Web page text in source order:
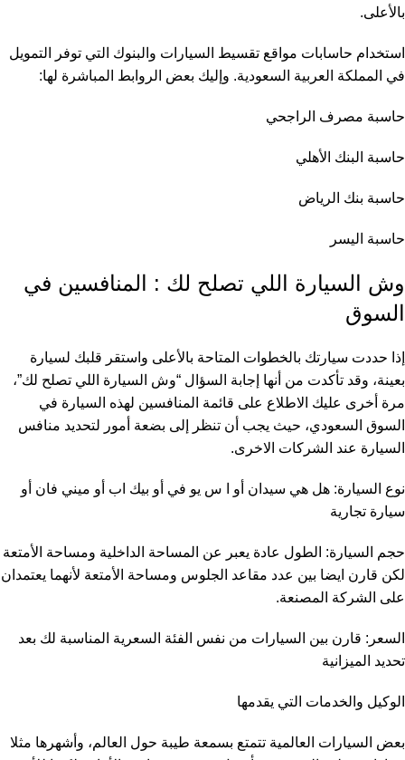
بالأعلى.
استخدام حاسابات مواقع تقسيط السيارات والبنوك التي توفر التمويل
في المملكة العربية السعودية. وإليك بعض الروابط المباشرة لها:
حاسبة مصرف الراجحي
حاسبة البنك الأهلي
حاسبة بنك الرياض
حاسبة اليسر
وش السيارة اللي تصلح لك : المنافسين في
السوق
إذا حددت سيارتك بالخطوات المتاحة بالأعلى واستقر قلبك لسيارة
بعينة، وقد تأكدت من أنها إجابة السؤال “وش السيارة اللي تصلح لك”،
مرة أخرى عليك الاطلاع على قائمة المنافسين لهذه السيارة في
السوق السعودي، حيث يجب أن تنظر إلى بضعة أمور لتحديد منافس
السيارة عند الشركات الاخرى.
نوع السيارة: هل هي سيدان أو ا س يو في أو بيك اب أو ميني فان أو
سيارة تجارية
حجم السيارة: الطول عادة يعبر عن المساحة الداخلية ومساحة الأمتعة
لكن قارن ايضا بين عدد مقاعد الجلوس ومساحة الأمتعة لأنهما يعتمدان
على الشركة المصنعة.
السعر: قارن بين السيارات من نفس الفئة السعرية المناسبة لك بعد
تحديد الميزانية
الوكيل والخدمات التي يقدمها
بعض السيارات العالمية تتمتع بسمعة طيبة حول العالم، وأشهرها مثلا